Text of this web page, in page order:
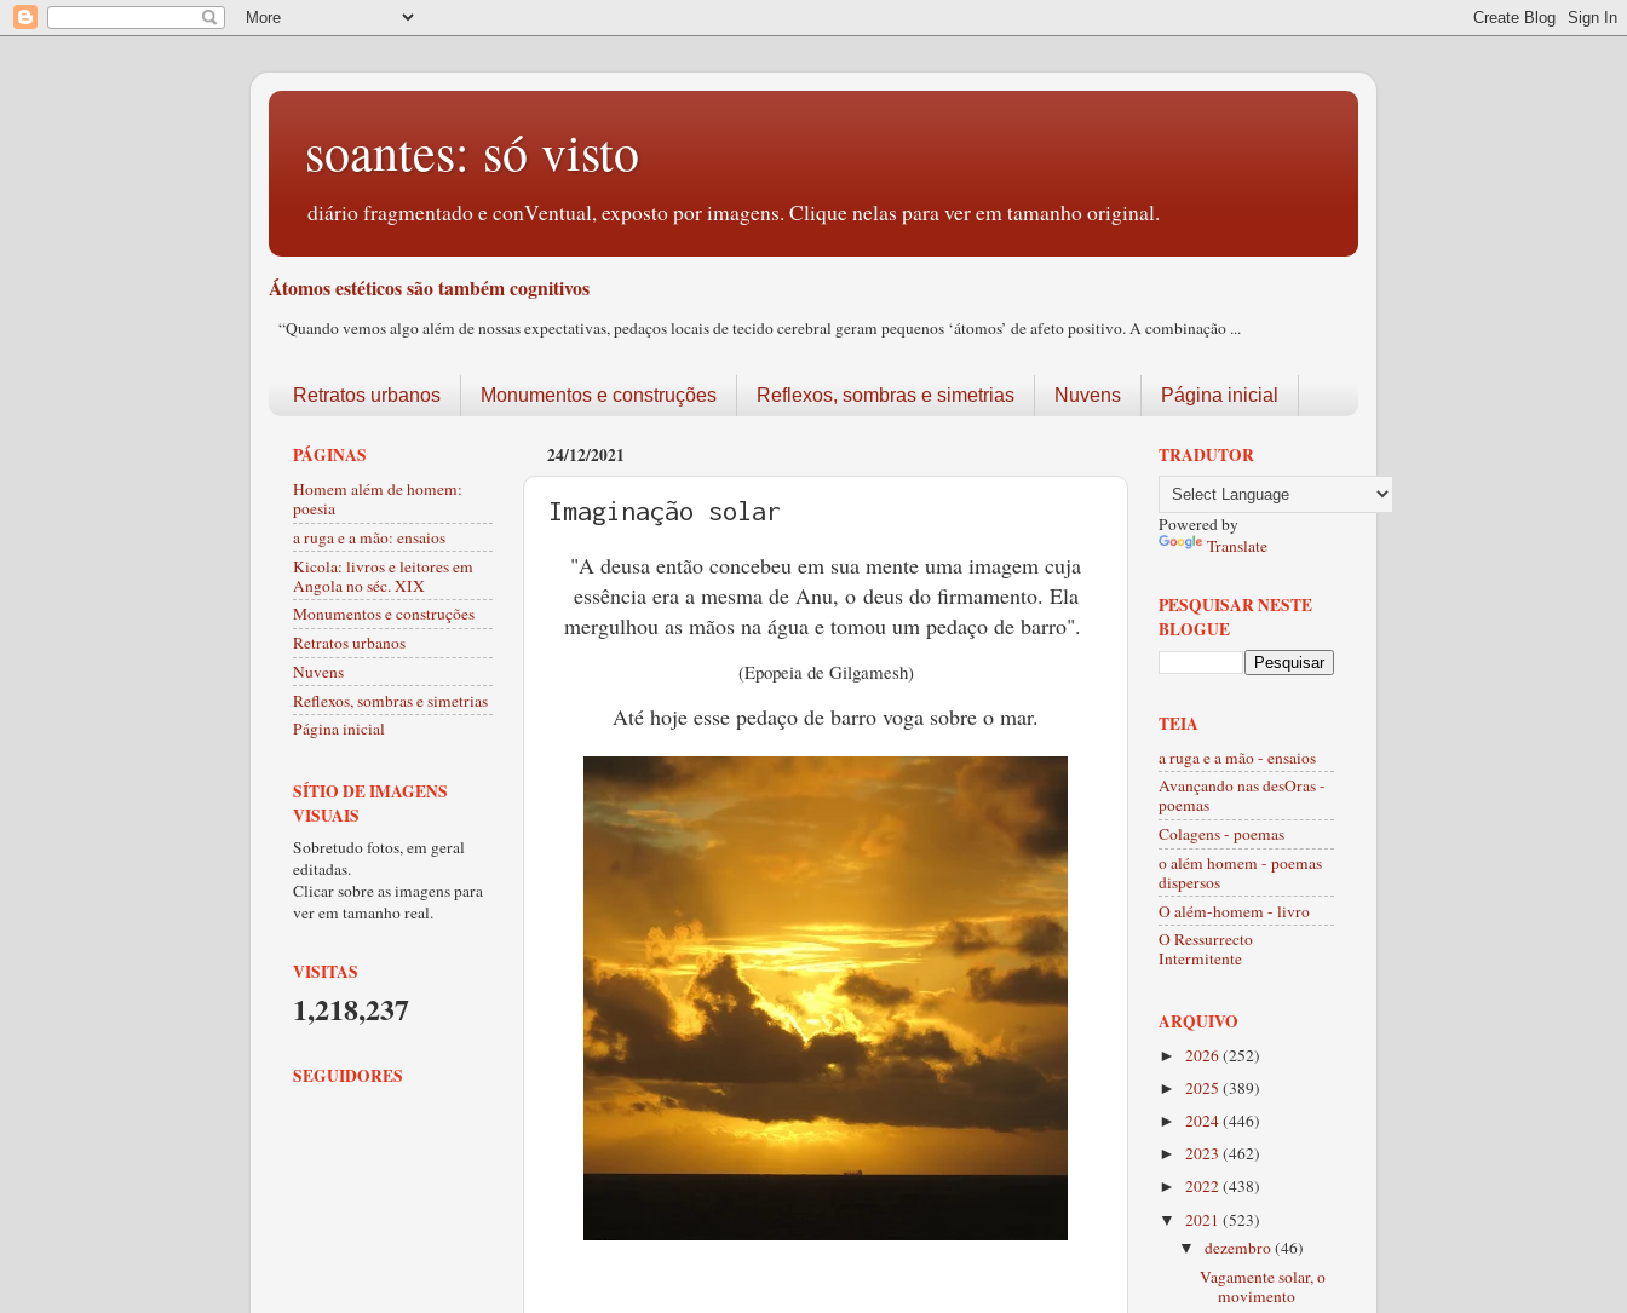
soantes: só visto
diário fragmentado e conVentual, exposto por imagens. Clique nelas para ver em tamanho original.
Átomos estéticos são também cognitivos
“Quando vemos algo além de nossas expectativas, pedaços locais de tecido cerebral geram pequenos ‘átomos’ de afeto positivo. A combinação ...
Retratos urbanos Monumentos e construções Reflexos, sombras e simetrias Nuvens Página inicial
24/12/2021
Imaginação solar
"A deusa então concebeu em sua mente uma imagem cuja
essência era a mesma de Anu, o deus do firmamento. Ela
mergulhou as mãos na água e tomou um pedaço de barro".
(Epopeia de Gilgamesh)
Até hoje esse pedaço de barro voga sobre o mar.
PÁGINAS
Homem além de homem:
poesia
a ruga e a mão: ensaios
Kicola: livros e leitores em
Angola no séc. XIX
Monumentos e construções
Retratos urbanos
Nuvens
Reflexos, sombras e simetrias
Página inicial
SÍTIO DE IMAGENS
VISUAIS
Sobretudo fotos, em geral
editadas.
Clicar sobre as imagens para
ver em tamanho real.
VISITAS
1,218,237
SEGUIDORES
TRADUTOR
Powered by
Translate
PESQUISAR NESTE
BLOGUE
TEIA
a ruga e a mão - ensaios
Avançando nas desOras -
poemas
Colagens - poemas
o além homem - poemas
dispersos
O além-homem - livro
O Ressurrecto
Intermitente
ARQUIVO
► 2026(252)
► 2025 (389)
► 2024(446)
► 2023 (462)
► 2022(438)
▼ 2021 (523)
▼dezembro(46)
Vagamente solar, o
movimento